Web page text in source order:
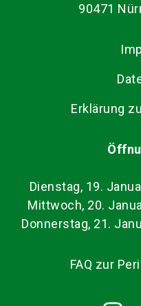
90471
Erklärung
Dienstag, 19.
Mittwoch, 20.
Donnerstag, 21.
FAQ zur